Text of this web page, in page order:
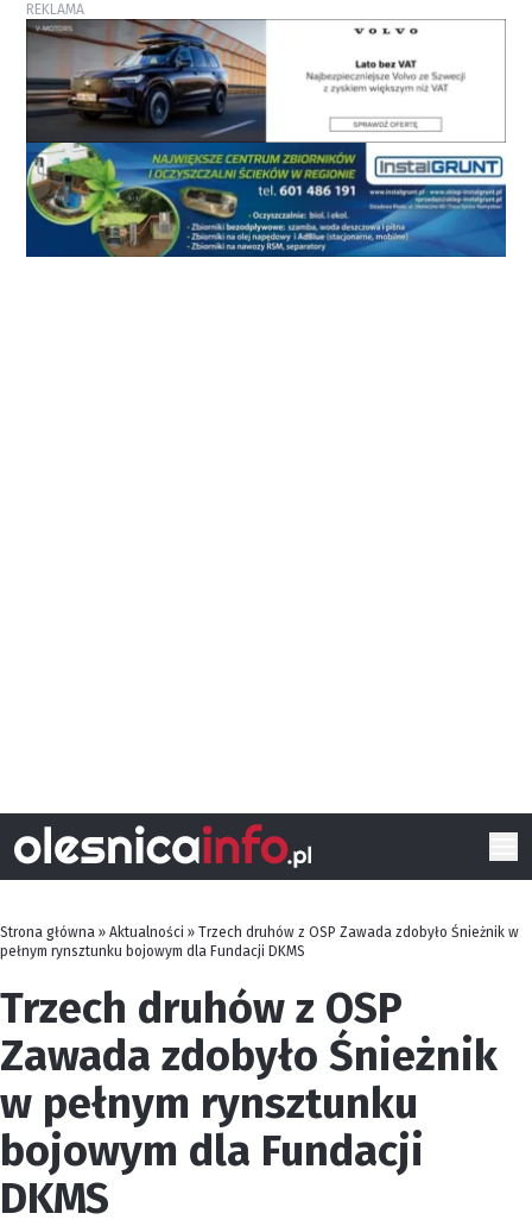
REKLAMA
Strona główna » Aktualności » Trzech druhów z OSP Zawada zdobyło Śnieżnik w
pełnym rynsztunku bojowym dla Fundacji DKMS
Trzech druhów z OSP
Zawada zdobyło Śnieżnik
w pełnym rynsztunku
bojowym dla Fundacji
DKMS